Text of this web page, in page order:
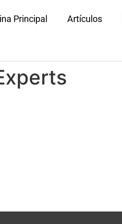
Principal Artículos